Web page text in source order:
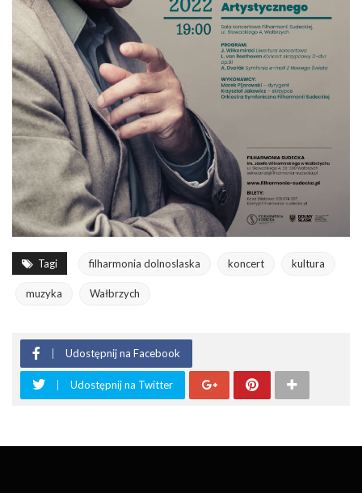
Tagi filharmonia dolnoslaska koncert kultura
muzyka Wałbrzych
Udostępnij na Facebook
Udostępnij na Twitter